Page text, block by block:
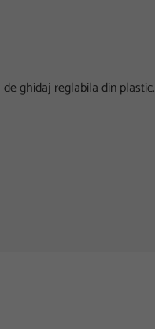
ghidaj reglabila din plastic.